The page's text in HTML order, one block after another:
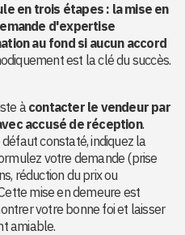
en trois étapes : la mise en
d'expertise
au fond si aucun accord
est la clé du succès.
àcontacter le vendeur par
accusé de réception.
constaté, indiquez la
votre demande (prise
réduction du prix ou
mise en demeure est
votre bonne foi et laisser
amiable.